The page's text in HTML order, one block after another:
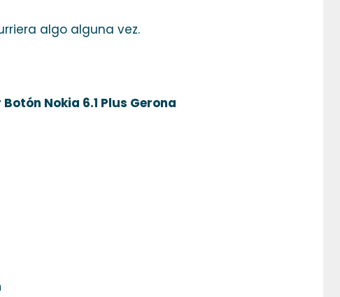
algo alguna vez.
Nokia 6.1 Plus Gerona